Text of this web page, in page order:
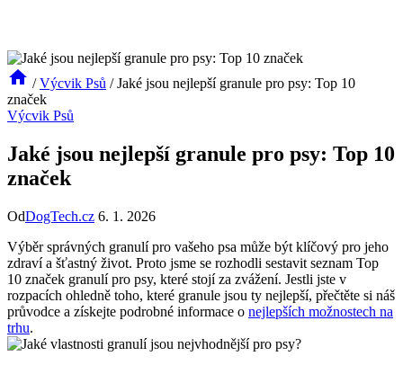
/ Výcvik Psů / Jaké jsou nejlepší granule pro psy: Top 10
značek
Výcvik Psů
Jaké jsou nejlepší granule pro psy: Top 10
značek
OdDogTech.cz 6. 1. 2026
Výběr správných granulí pro vašeho psa může být klíčový pro jeho
zdraví a šťastný život. Proto jsme se rozhodli sestavit seznam Top
10 značek granulí pro psy, které stojí za zvážení. Jestli jste v
rozpacích ohledně toho, které granule jsou ty nejlepší, přečtěte si náš
průvodce a získejte podrobné informace o nejlepších možnostech na
trhu.